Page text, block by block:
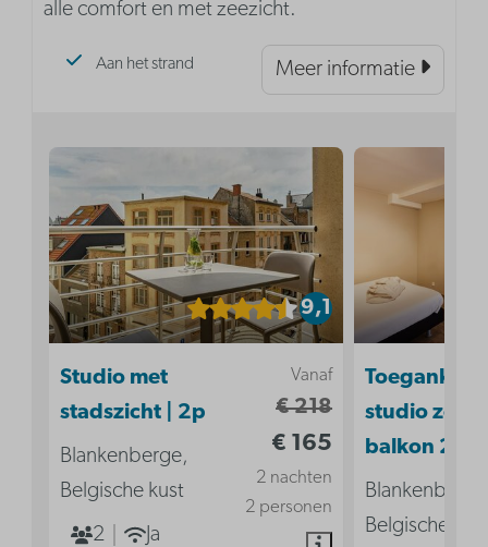
alle comfort en met zeezicht.
Aan het strand Meer informatie
9,1
Vanaf
€ 218
€ 165
2 nachten
2 personen
Studio met
stadszicht | 2p
Blankenberge,
Belgische kust
2
Ja
studio
balkon 2p
Belgische